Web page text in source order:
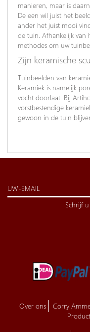
manieren, maar is
De een wil juist het
ander het juist mooi
de tuin. Afhankelijk van
methodes om uw
Zijn keramische
Tuinbeelden van
Keramiek is namelijk
vocht doorlaat. Bij
vorstbestendige
gewoon in de tuin
Schrijf
Over ons Corry